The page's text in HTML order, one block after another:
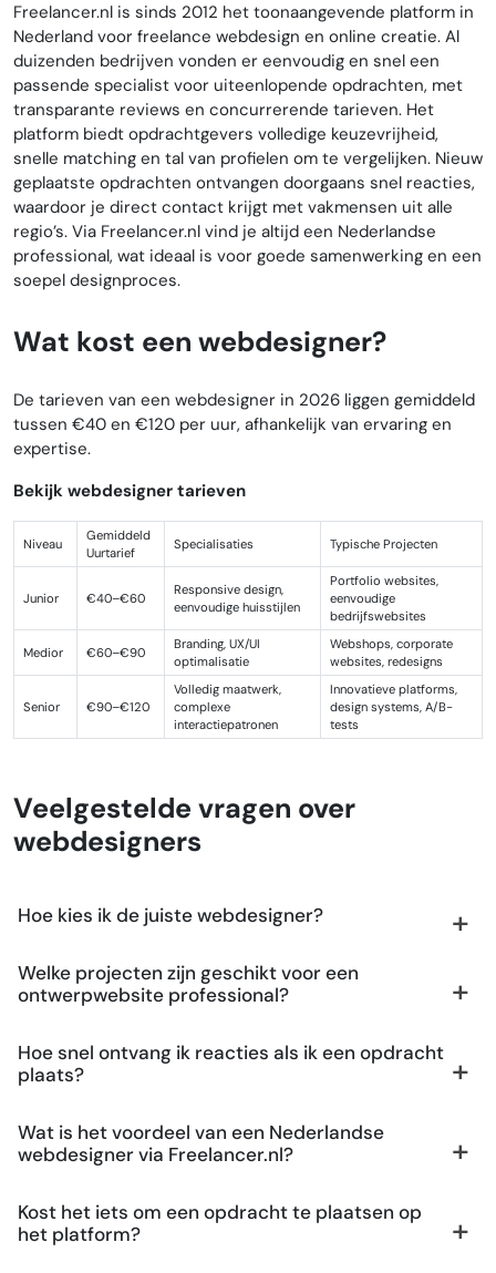
Freelancer.nl is sinds 2012 het toonaangevende platform in
Nederland voor freelance webdesign en online creatie. Al
duizenden bedrijven vonden er eenvoudig en snel een
passende specialist voor uiteenlopende opdrachten, met
transparante reviews en concurrerende tarieven. Het
platform biedt opdrachtgevers volledige keuzevrijheid,
snelle matching en tal van profielen om te vergelijken. Nieuw
geplaatste opdrachten ontvangen doorgaans snel reacties,
waardoor je direct contact krijgt met vakmensen uit alle
regio’s. Via Freelancer.nl vind je altijd een Nederlandse
professional, wat ideaal is voor goede samenwerking en een
soepel designproces.
Wat kost een webdesigner?
De tarieven van een webdesigner in 2026 liggen gemiddeld
tussen €40 en €120 per uur, afhankelijk van ervaring en
expertise.
Bekijk webdesigner tarieven
Niveau
Gemiddeld
Uurtarief
Specialisaties Typische Projecten
Junior €40–€60
Responsive design,
eenvoudige huisstijlen
Portfolio websites,
eenvoudige
bedrijfswebsites
Medior €60–€90
Branding, UX/UI
optimalisatie
Webshops, corporate
websites, redesigns
Senior €90–€120
Volledig maatwerk,
complexe
interactiepatronen
Innovatieve platforms,
design systems, A/B-
tests
Veelgestelde vragen over
webdesigners
Hoe kies ik de juiste webdesigner?
Welke projecten zijn geschikt voor een
ontwerpwebsite professional?
Hoe snel ontvang ik reacties als ik een opdracht
plaats?
Wat is het voordeel van een Nederlandse
webdesigner via Freelancer.nl?
Kost het iets om een opdracht te plaatsen op
het platform?